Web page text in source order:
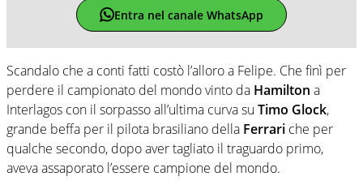
Entra nel canale WhatsApp
Scandalo che a conti fatti costò l’alloro a Felipe. Che finì per
perdere il campionato del mondo vinto da Hamilton a
Interlagos con il sorpasso all’ultima curva su Timo Glock,
grande beffa per il pilota brasiliano della Ferrari che per
qualche secondo, dopo aver tagliato il traguardo primo,
aveva assaporato l’essere campione del mondo.